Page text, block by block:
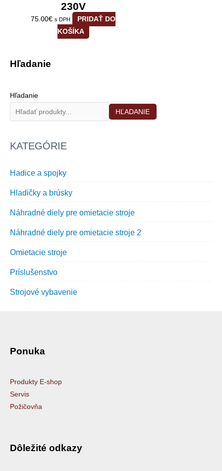
Hľadanie
Hľadanie
HĽADANIE
KATEGÓRIE
Hadice a spojky
Hladičky a brúsky
Náhradné diely pre omietacie stroje
Náhradné diely pre omietacie stroje 2
Omietacie stroje
Príslušenstvo
Strojové vybavenie
230V
75.00€ s DPH
PRIDAŤ DO
KOŠÍKA
Ponuka
Produkty E-shop
Servis
Požičovňa
Dôležité odkazy